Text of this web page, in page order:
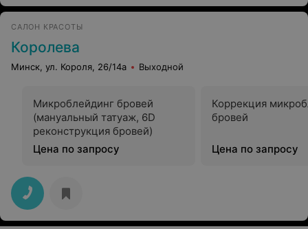
САЛОН КРАСОТЫ
Королева
Минск, ул. Короля, 26/14а Выходной
Микроблейдинг бровей
(мануальный татуаж, 6D
реконструкция бровей)
Цена по запросу
Коррекция
бровей
Цена по запросу